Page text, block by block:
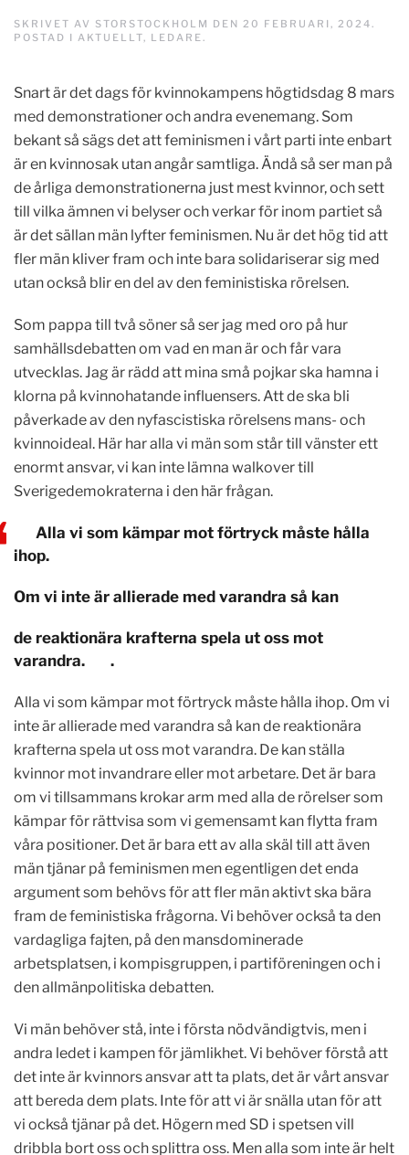
SKRIVET AV STORSTOCKHOLM DEN 20 FEBRUARI, 2024 .
POSTAD I AKTUELLT, LEDARE .
Snart är det dags för kvinnokampens högtidsdag 8 mars
med demonstrationer och andra evenemang. Som
bekant så sägs det att feminismen i vårt parti inte enbart
är en kvinnosak utan angår samtliga. Ändå så ser man på
de årliga demonstrationerna just mest kvinnor, och sett
till vilka ämnen vi belyser och verkar för inom partiet så
är det sällan män lyfter feminismen. Nu är det hög tid att
fler män kliver fram och inte bara solidariserar sig med
utan också blir en del av den feministiska rörelsen.
Som pappa till två söner så ser jag med oro på hur
samhällsdebatten om vad en man är och får vara
utvecklas. Jag är rädd att mina små pojkar ska hamna i
klorna på kvinnohatande influensers. Att de ska bli
påverkade av den nyfascistiska rörelsens mans- och
kvinnoideal. Här har alla vi män som står till vänster ett
enormt ansvar, vi kan inte lämna walkover till
Sverigedemokraterna i den här frågan.
Alla vi som kämpar mot förtryck måste hålla
ihop.
Om vi inte är allierade med varandra så kan
de reaktionära krafterna spela ut oss mot
varandra. .
Alla vi som kämpar mot förtryck måste hålla ihop. Om vi
inte är allierade med varandra så kan de reaktionära
krafterna spela ut oss mot varandra. De kan ställa
kvinnor mot invandrare eller mot arbetare. Det är bara
om vi tillsammans krokar arm med alla de rörelser som
kämpar för rättvisa som vi gemensamt kan flytta fram
våra positioner. Det är bara ett av alla skäl till att även
män tjänar på feminismen men egentligen det enda
argument som behövs för att fler män aktivt ska bära
fram de feministiska frågorna. Vi behöver också ta den
vardagliga fajten, på den mansdominerade
arbetsplatsen, i kompisgruppen, i partiföreningen och i
den allmänpolitiska debatten.
Vi män behöver stå, inte i första nödvändigtvis, men i
andra ledet i kampen för jämlikhet. Vi behöver förstå att
det inte är kvinnors ansvar att ta plats, det är vårt ansvar
att bereda dem plats. Inte för att vi är snälla utan för att
vi också tjänar på det. Högern med SD i spetsen vill
dribbla bort oss och splittra oss. Men alla som inte är helt